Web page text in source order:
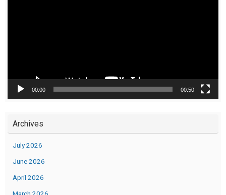
00:00 00:50
Archives
July 2026
June 2026
April 2026